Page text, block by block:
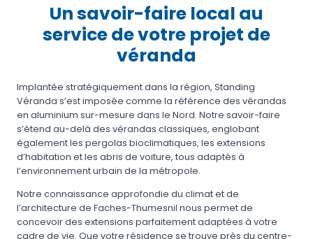
Un savoir-faire local au
service de votre projet de
véranda
Implantée stratégiquement dans la région, Standing
Véranda s’est imposée comme la référence des vérandas
en aluminium sur-mesure dans le Nord. Notre savoir-faire
s’étend au-delà des vérandas classiques, englobant
également les pergolas bioclimatiques, les extensions
d’habitation et les abris de voiture, tous adaptés à
l’environnement urbain de la métropole.
Notre connaissance approfondie du climat et de
l’architecture de Faches-Thumesnil nous permet de
concevoir des extensions parfaitement adaptées à votre
cadre de vie. Que votre résidence se trouve près du centre-